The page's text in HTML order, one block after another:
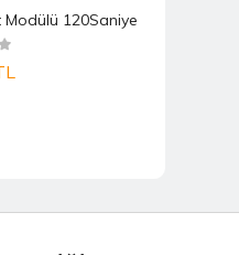
Modülü 120Saniye